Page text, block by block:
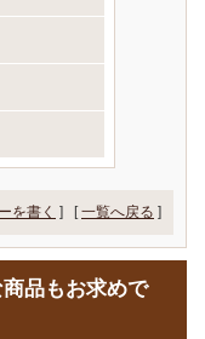
を書く ] [一覧へ戻る ]
品もお求めで